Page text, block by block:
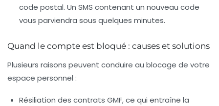
code postal. Un SMS contenant un nouveau code
vous parviendra sous quelques minutes.
Quand le compte est bloqué : causes et solutions
Plusieurs raisons peuvent conduire au blocage de votre
espace personnel :
Résiliation des contrats GMF, ce qui entraîne la